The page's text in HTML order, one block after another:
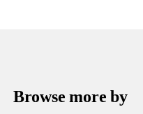
Browse more by